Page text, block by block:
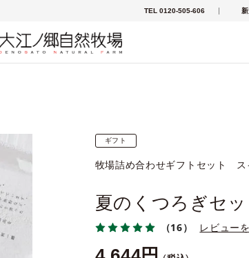
TEL 0120-505-606
ギフト
牧場詰め合わせギフトセット ス
夏のくつろぎセッ
（16） レビュー